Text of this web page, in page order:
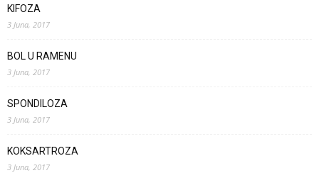
KIFOZA
3 Juna, 2017
BOL U RAMENU
3 Juna, 2017
SPONDILOZA
3 Juna, 2017
KOKSARTROZA
3 Juna, 2017